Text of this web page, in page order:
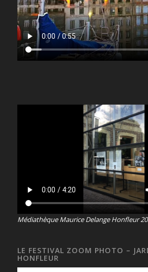
Médiathèque Maurice Delange Honfleur
LE FESTIVAL ZOOM PHOTO –
HONFLEUR